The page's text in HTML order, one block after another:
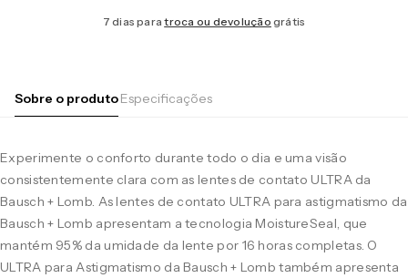
7 dias paratroca ou devolução grátis
Sobre o produtoEspecificações
Experimente o conforto durante todo o dia e uma visão
consistentemente clara com as lentes de contato ULTRA da
Bausch + Lomb. As lentes de contato ULTRA para astigmatismo da
Bausch + Lomb apresentam a tecnologia MoistureSeal, que
mantém 95% da umidade da lente por 16 horas completas. O
ULTRA para Astigmatismo da Bausch + Lomb também apresenta